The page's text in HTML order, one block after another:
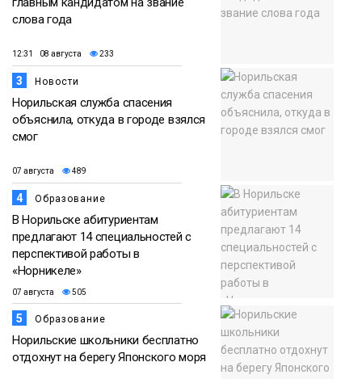
слова года
12:31 08 августа 233
3 Новости
Норильская служба спасения
объяснила, откуда в городе взялся
смог
07 августа 489
4 Образование
В Норильске абитуриентам
предлагают 14 специальностей с
перспективой работы в
«Норникеле»
07 августа 505
5 Образование
Норильские школьники бесплатно
отдохнут на берегу Японского моря